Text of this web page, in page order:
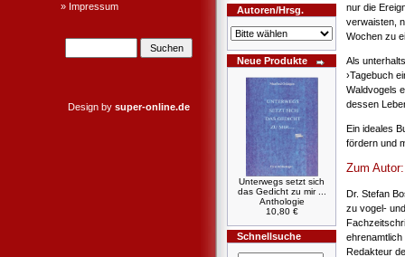
» Impressum
Design by super-online.de
Autoren/Hrsg.
Neue Produkte
Unterwegs setzt sich
das Gedicht zu mir ...
Anthologie
10,80 €
Schnellsuche
nur die
verwaisten,
Wochen zu
Als
›Tagebuch
Waldvogels
dessen
Ein ideales
fördern und
Zum Autor:
Dr. Stefan
zu vogel-
Redakteur